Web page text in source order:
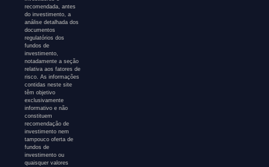
recomendada, antes
do investimento, a
análise detalhada dos
documentos
regulatórios dos
fundos de
investimento,
notadamente a seção
relativa aos fatores de
risco. As informações
contidas neste site
têm objetivo
exclusivamente
informativo e não
constituem
recomendação de
investimento nem
tampouco oferta de
fundos de
investimento ou
quaisquer valores